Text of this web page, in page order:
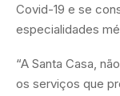
Covid-19 e se
especialidades
“A Santa Casa,
os serviços que